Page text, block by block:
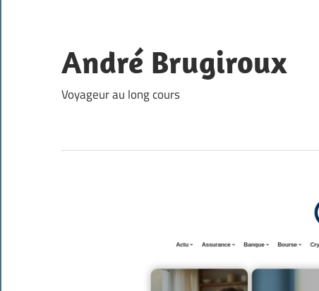
content
André Brugiroux
Voyageur au long cours